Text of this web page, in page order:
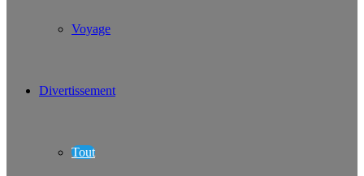
Voyage
Divertissement
Tout